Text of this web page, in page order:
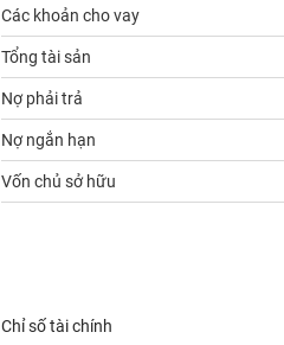
Các khoản cho vay
Tổng tài sản
Nợ phải trả
Nợ ngắn hạn
Vốn chủ sở hữu
Chỉ số tài chính